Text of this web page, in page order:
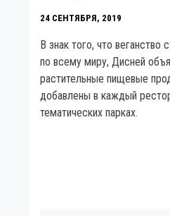
24 СЕНТЯБРЯ, 2019
В знак того, что веганство
по всему миру, Дисней
растительные пищевые
добавлены в каждый
тематических парках.